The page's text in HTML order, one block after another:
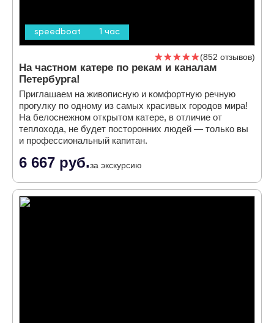
speedboat 1 час
852 отзывов
На частном катере по рекам и каналам
Петербурга!
Приглашаем на живописную и комфортную речную
прогулку по одному из самых красивых городов мира!
На белоснежном открытом катере, в отличие от
теплохода, не будет посторонних людей — только вы
и профессиональный капитан.
6 667 руб.за экскурсию